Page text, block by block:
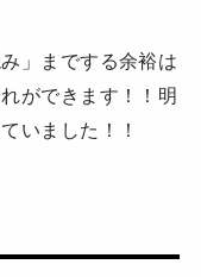
」までする余裕は
ができます！！明
いました！！